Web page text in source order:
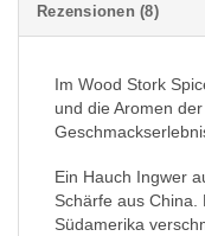
Rezensionen (8)
Im Wood Stork
und die Aromen
Ein Hauch Ingwer
Schärfe aus
Südamerika